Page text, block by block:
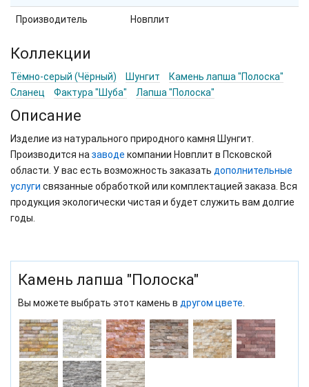
Производитель Новплит
Коллекции
Тёмно-серый (Чёрный) Шунгит
Камень лапша "Полоска"
Сланец
Фактура "Шуба" Лапша "Полоска"
Описание
Изделие из натурального природного камня Шунгит.
Производится на заводе компании Новплит в Псковской
области. У вас есть возможность заказать дополнительные
услуги связанные обработкой или комплектацией заказа. Вся
продукция экологически чистая и будет служить вам долгие
годы.
Камень лапша "Полоска"
Вы можете выбрать этот камень в другом цвете